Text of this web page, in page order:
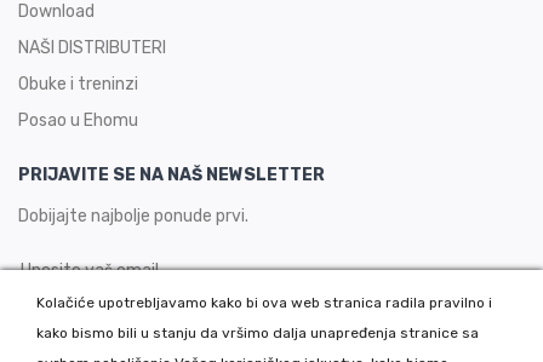
Download
NAŠI DISTRIBUTERI
Obuke i treninzi
Posao u Ehomu
PRIJAVITE SE NA NAŠ NEWSLETTER
Dobijajte najbolje ponude prvi.
Kolačiće upotrebljavamo kako bi ova web stranica radila pravilno i
kako bismo bili u stanju da vršimo dalja unapređenja stranice sa